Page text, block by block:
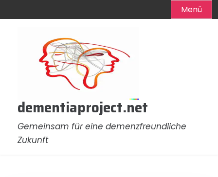
Menü
dementiaproject.net
Gemeinsam für eine demenzfreundliche
Zukunft